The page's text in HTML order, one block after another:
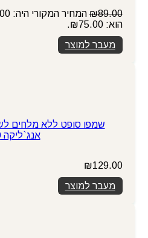
₪89.00 המחיר המקורי היה: ₪89.00.
הוא: ₪75.00.
מעבר למוצר
אנג`ליקה 1000 מ"ל
₪129.00
מעבר למוצר